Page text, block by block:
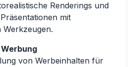
Renderings und
mit
von Werbeinhalten für